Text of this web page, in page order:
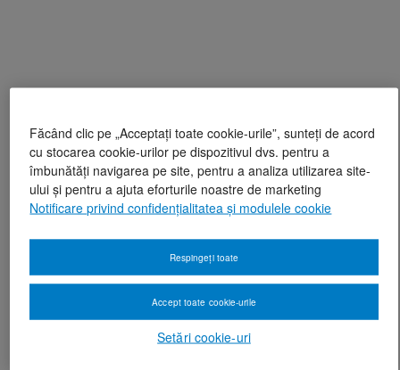
Făcând clic pe „Acceptați toate cookie-urile”, sunteți de acord
cu stocarea cookie-urilor pe dispozitivul dvs. pentru a
îmbunătăți navigarea pe site, pentru a analiza utilizarea site-
ului și pentru a ajuta eforturile noastre de marketing
Notificare privind confidențialitatea și modulele cookie
Setări cookie-uri
Respingeți toate
Accept toate cookie-urile